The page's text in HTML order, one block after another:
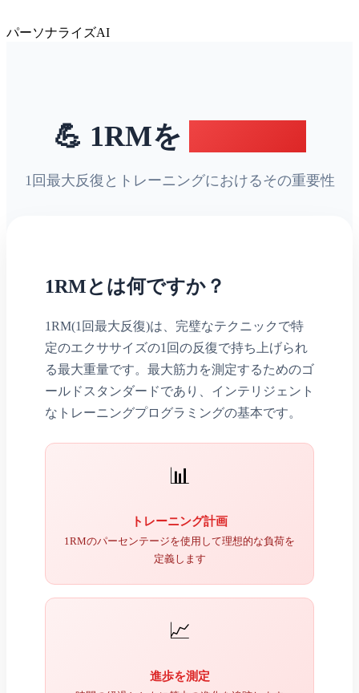
パーソナライズAI
💪 1RMを
1回最大反復とトレーニングにおけるその重要性
1RMとは何ですか？
1RM(1回最大反復)は、完璧なテクニックで特
定のエクササイズの1回の反復で持ち上げられ
る最大重量です。最大筋力を測定するためのゴ
ールドスタンダードであり、インテリジェント
なトレーニングプログラミングの基本です。
📊
トレーニング計画
1RMのパーセンテージを使用して理想的な負荷を
定義します
📈
進歩を測定